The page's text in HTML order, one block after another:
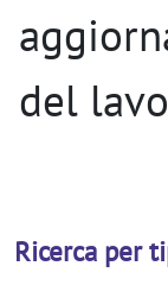
del
Ricerca per